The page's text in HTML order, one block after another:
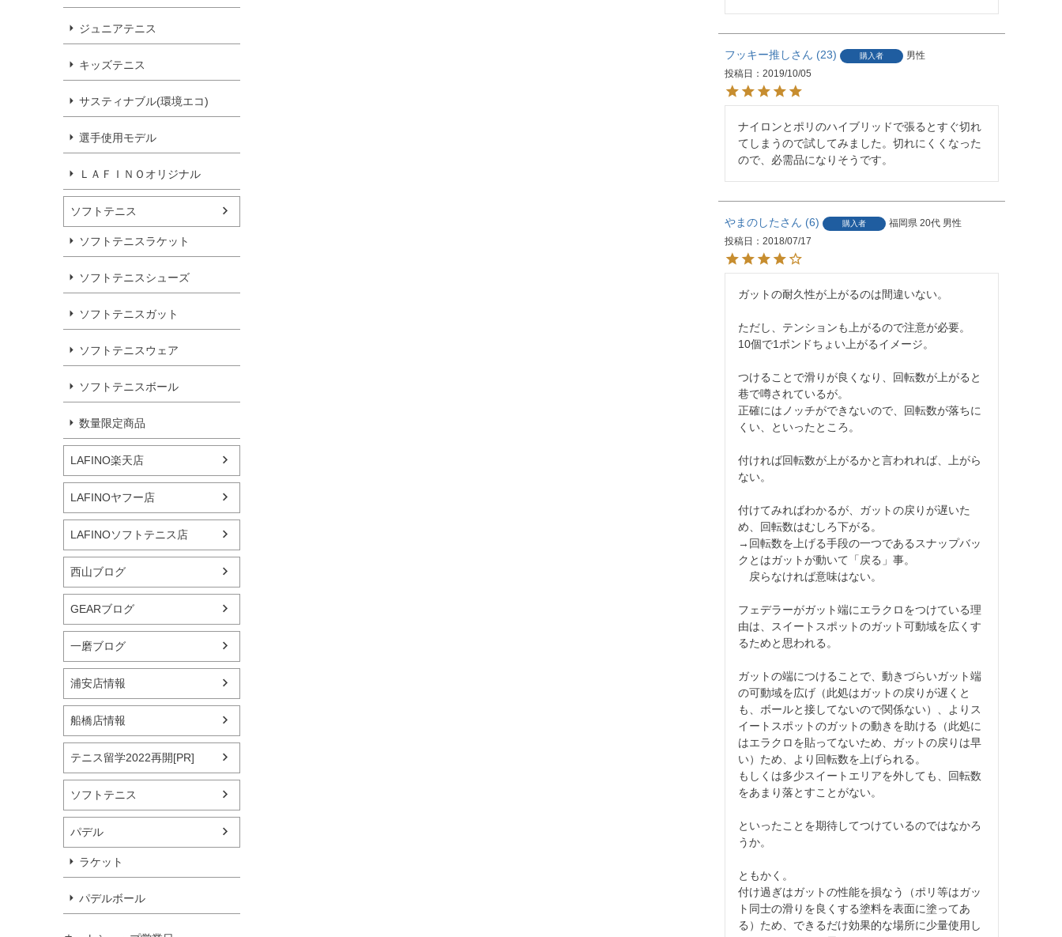
ジュニアテニス
キッズテニス
サスティナブル(環境エコ)
選手使用モデル
ＬＡＦＩＮＯオリジナル
ソフトテニス
ソフトテニスラケット
ソフトテニスシューズ
ソフトテニスガット
ソフトテニスウェア
ソフトテニスボール
数量限定商品
LAFINO楽天店
LAFINOヤフー店
LAFINOソフトテニス店
西山ブログ
GEARブログ
一磨ブログ
浦安店情報
船橋店情報
テニス留学2022再開[PR]
ソフトテニス
パデル
ラケット
パデルボール
フッキー推し 23 購入者
男性
投稿日
2019/10/05
ナイロンとポリのハイブリッドで張るとすぐ切れ
てしまうので試してみました。切れにくくなった
ので、必需品になりそうです。
やまのした 6 購入者 福岡県 20代 男性
投稿日
2018/07/17
ガットの耐久性が上がるのは間違いない。
ただし、テンションも上がるので注意が必要。
10個で1ポンドちょい上がるイメージ。
つけることで滑りが良くなり、回転数が上がると
巷で噂されているが。
正確にはノッチができないので、回転数が落ちに
くい、といったところ。
付ければ回転数が上がるかと言われれば、上がら
ない。
付けてみればわかるが、ガットの戻りが遅いた
め、回転数はむしろ下がる。
→回転数を上げる手段の一つであるスナップバッ
クとはガットが動いて「戻る」事。
戻らなければ意味はない。
フェデラーがガット端にエラクロをつけている理
由は、スイートスポットのガット可動域を広くす
るためと思われる。
ガットの端につけることで、動きづらいガット端
の可動域を広げ（此処はガットの戻りが遅くと
も、ボールと接してないので関係ない）、よりス
イートスポットのガットの動きを助ける（此処に
はエラクロを貼ってないため、ガットの戻りは早
い）ため、より回転数を上げられる。
もしくは多少スイートエリアを外しても、回転数
をあまり落とすことがない。
といったことを期待してつけているのではなかろ
うか。
ともかく。
付け過ぎはガットの性能を損なう（ポリ等はガッ
ト同士の滑りを良くする塗料を表面に塗ってあ
る）ため、できるだけ効果的な場所に少量使用し